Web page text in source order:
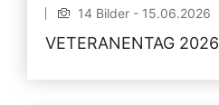
14 Bilder - 15.06.2026
VETERANENTAG 2026